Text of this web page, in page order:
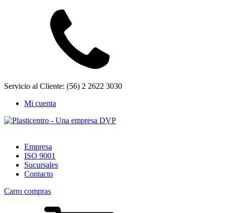
Servicio al Cliente: (56) 2 2622 3030
Mi cuenta
Empresa
ISO 9001
Sucursales
Contacto
Carro compras